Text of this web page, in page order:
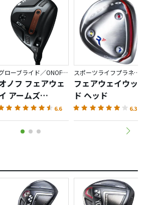
グローブライド／ONOFF AKA
ノフ フェアウェ
アームズ
（2026）
6.6
スポーツライフプラネッツ／RODDIO
フェアウェイウッ
ド ヘッド
6.3